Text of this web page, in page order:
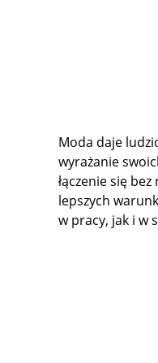
Moda daje
wyrażanie
łączenie się
lepszych
w pracy, jak i w